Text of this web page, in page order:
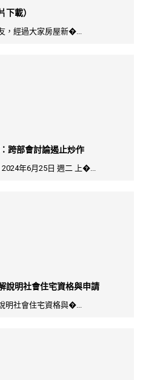
下載）
，經過大家房屋新�...
跨部會討論遏止炒作
年6月25日 週二 上�...
說明社會住宅資格與申請
明社會住宅資格與�...